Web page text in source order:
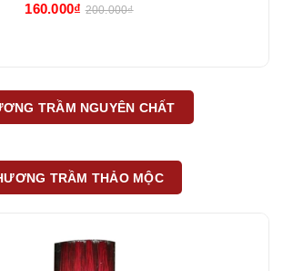
160.000₫ 200.000₫
TRẦM NGUYÊN CHẤT
TRẦM THẢO MỘC